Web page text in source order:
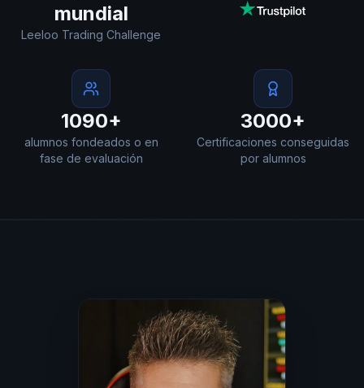
mundial
Leeloo Trading Challenge
1090+
alumnos fondeados o en
fase de evaluación
3000+
Certificaciones conseguidas
por alumnos